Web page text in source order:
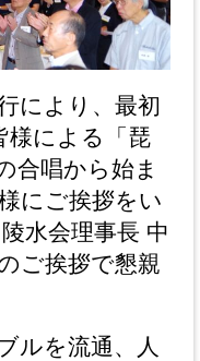
により、最初
様による「琵
合唱から始ま
にご挨拶をい
水会理事長 中
ご挨拶で懇親
ルを流通、人